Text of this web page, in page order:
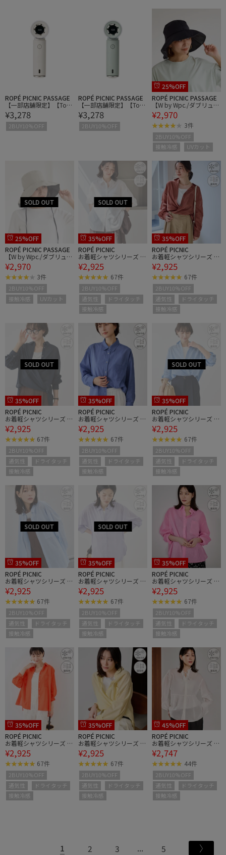
ROPÉ PICNIC PASSAGE
【一部店舗限定】【Toff
y/トフィー】コンパクト
ジェットファン
¥3,278
2BUY10%OFF
ROPÉ PICNIC PASSAGE
【一部店舗限定】【Toff
y/トフィー】コンパクト
ジェットファン
¥3,278
2BUY10%OFF
25%OFF
ROPÉ PICNIC PASSAGE
【W by Wpc./ダブリュ
バイ ダブリュピーシー】
UVカット接触冷感つば広
ハット/イージーケア
¥2,970
3件
2BUY10%OFF
接触冷感
UVカット
25%OFF
ROPÉ PICNIC PASSAGE
【W by Wpc./ダブリュ
バイ ダブリュピーシー】
UVカット接触冷感つば広
ハット/イージーケア
¥2,970
3件
2BUY10%OFF
接触冷感
UVカット
35%OFF
ROPÉ PICNIC
お着軽シャツシリーズ 無
地・ストライプ 2WAYシ
アーブラウス/接触冷
感・通気性
¥2,925
67件
2BUY10%OFF
通気性
ドライタッチ
接触冷感
35%OFF
ROPÉ PICNIC
お着軽シャツシリーズ 無
地・ストライプ 2WAYシ
アーブラウス/接触冷
感・通気性
¥2,925
67件
2BUY10%OFF
通気性
ドライタッチ
接触冷感
35%OFF
ROPÉ PICNIC
お着軽シャツシリーズ 無
地・ストライプ 2WAYシ
アーブラウス/接触冷
感・通気性
¥2,925
67件
2BUY10%OFF
通気性
ドライタッチ
接触冷感
35%OFF
ROPÉ PICNIC
お着軽シャツシリーズ 無
地・ストライプ 2WAYシ
アーブラウス/接触冷
感・通気性
¥2,925
67件
2BUY10%OFF
通気性
ドライタッチ
接触冷感
35%OFF
ROPÉ PICNIC
お着軽シャツシリーズ 無
地・ストライプ 2WAYシ
アーブラウス/接触冷
感・通気性
¥2,925
67件
2BUY10%OFF
通気性
ドライタッチ
接触冷感
35%OFF
ROPÉ PICNIC
お着軽シャツシリーズ 無
地・ストライプ 2WAYシ
アーブラウス/接触冷
感・通気性
¥2,925
67件
2BUY10%OFF
通気性
ドライタッチ
接触冷感
35%OFF
ROPÉ PICNIC
お着軽シャツシリーズ 無
地・ストライプ 2WAYシ
アーブラウス/接触冷
感・通気性
¥2,925
67件
2BUY10%OFF
通気性
ドライタッチ
接触冷感
35%OFF
ROPÉ PICNIC
お着軽シャツシリーズ 無
地・ストライプ 2WAYシ
アーブラウス/接触冷
感・通気性
¥2,925
67件
2BUY10%OFF
通気性
ドライタッチ
接触冷感
35%OFF
ROPÉ PICNIC
お着軽シャツシリーズ 無
地・ストライプ 2WAYシ
アーブラウス/接触冷
感・通気性
¥2,925
67件
2BUY10%OFF
通気性
ドライタッチ
接触冷感
35%OFF
ROPÉ PICNIC
お着軽シャツシリーズ 無
地・ストライプ 2WAYシ
アーブラウス/接触冷
感・通気性
¥2,925
67件
2BUY10%OFF
通気性
ドライタッチ
接触冷感
45%OFF
ROPÉ PICNIC
お着軽シャツシリーズ フ
リルカラーシアーペプラ
ムブラウス/接触冷感・
通気性
¥2,747
44件
2BUY10%OFF
通気性
ドライタッチ
接触冷感
1 2 3 5